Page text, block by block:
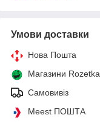
Умови доставки
Нова Пошта
Магазини Rozetka
Самовивіз
Meest ПОШТА